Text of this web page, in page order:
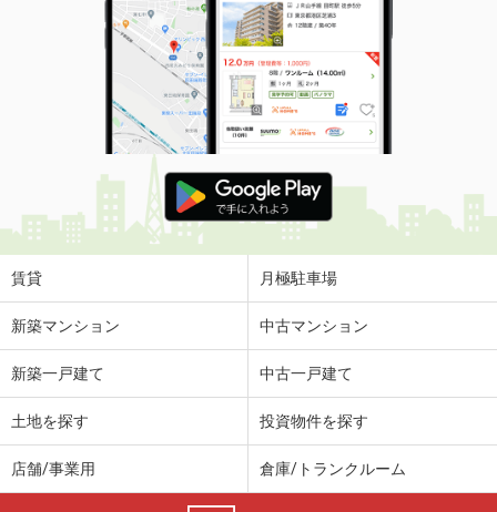
賃貸 月極駐車場
新築マンション 中古マンション
新築一戸建て 中古一戸建て
土地を探す 投資物件を探す
店舗/事業用 倉庫/トランクルーム